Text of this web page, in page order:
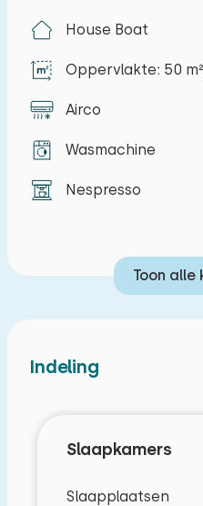
U slaapt op een ruim
de beschikking over
onderuitzakken op een
is onder andere
magnetron, oven,
House Boat
Oppervlakte: 50 m²
Airco
Wasmachine
Nespresso
Toon alle
Indeling
Slaapkamers
Slaapplaatsen